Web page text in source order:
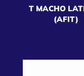
T MACHO
(AFIT)